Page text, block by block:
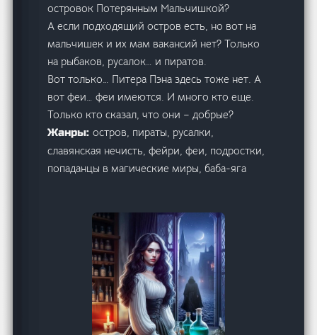
островок Потерянным Мальчишкой?
А если подходящий остров есть, но вот на
мальчишек и их мам вакансий нет? Только
на рыбаков, русалок… и пиратов.
Вот только… Питера Пэна здесь тоже нет. А
вот феи… феи имеются. И много кто еще.
Только кто сказал, что они – добрые?
Жанры:остров, пираты, русалки,
славянская нечисть, фейри, феи, подростки,
попаданцы в магические миры, баба-яга